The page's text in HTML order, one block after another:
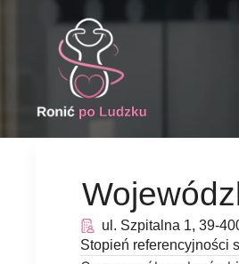
ul. Szpitalna 1, 39-
Stopień referencyjności